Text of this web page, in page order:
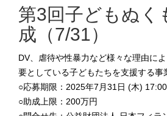
第3回子どもぬく
成（7/31）
DV、虐待や性暴力など様々な理由に
要としている子どもたちを支援する事
○応募期限：2025年7月31日 (木)
○助成上限：200万円